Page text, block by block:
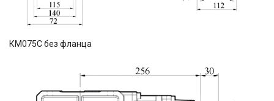
КМ075C без фланца